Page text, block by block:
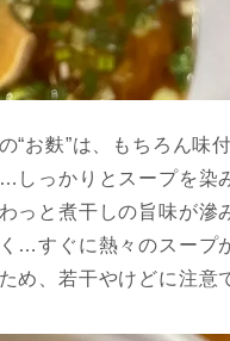
“お麩”は、もちろん味
しっかりとスープを染
っと煮干しの旨味が滲
…すぐに熱々のスープ
め、若干やけどに注意